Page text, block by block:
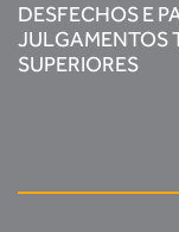
DESFECHOS E
JULGAMENTOS
SUPERIORES